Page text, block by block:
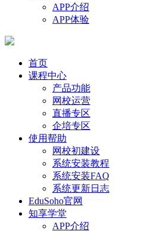
APP介绍
APP体验
首页
课程中心
产品功能
网校运营
直播专区
企培专区
使用帮助
网校初建设
系统安装教程
系统安装FAQ
系统更新日志
EduSoho官网
知享学堂
APP介绍